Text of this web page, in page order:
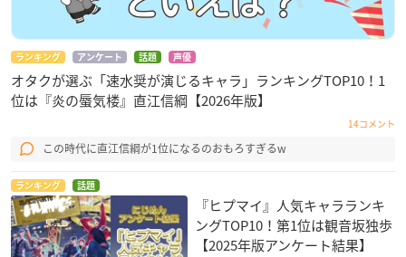
ランキング アンケート 話題 声優
オタクが選ぶ「速水奨が演じるキャラ」ランキングTOP10！1
位は『炎の蜃気楼』直江信綱【2026年版】
14コメント
この時代に直江信綱が1位になるのおもろすぎるw
ランキング 話題
『ヒプマイ』人気キャラランキ
ングTOP10！第1位は観音坂独歩
【2025年版アンケート結果】